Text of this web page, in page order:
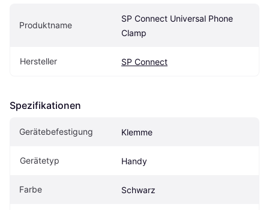
Produktname
SP Connect Universal Phone
Clamp
Hersteller SP Connect
Spezifikationen
Gerätebefestigung Klemme
Gerätetyp Handy
Farbe Schwarz